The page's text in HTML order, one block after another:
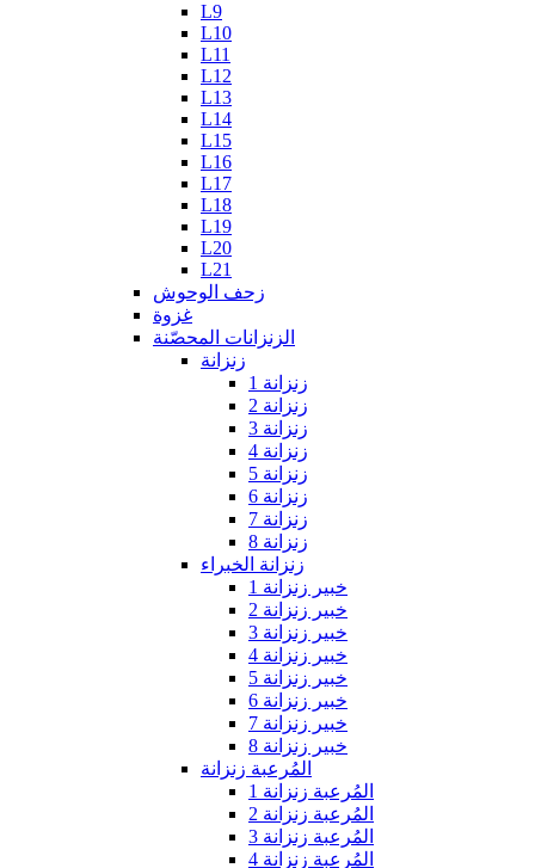
L9
L10
L11
L12
L13
L14
L15
L16
L17
L18
L19
L20
L21
زحف الوحوش
غزوة
الزنزانات المحصّنة
زنزانة
زنزانة 1
زنزانة 2
زنزانة 3
زنزانة 4
زنزانة 5
زنزانة 6
زنزانة 7
زنزانة 8
زنزانة الخبراء
خبير زنزانة 1
خبير زنزانة 2
خبير زنزانة 3
خبير زنزانة 4
خبير زنزانة 5
خبير زنزانة 6
خبير زنزانة 7
خبير زنزانة 8
المُرعبة زنزانة
المُرعبة زنزانة 1
المُرعبة زنزانة 2
المُرعبة زنزانة 3
المُرعبة زنزانة 4